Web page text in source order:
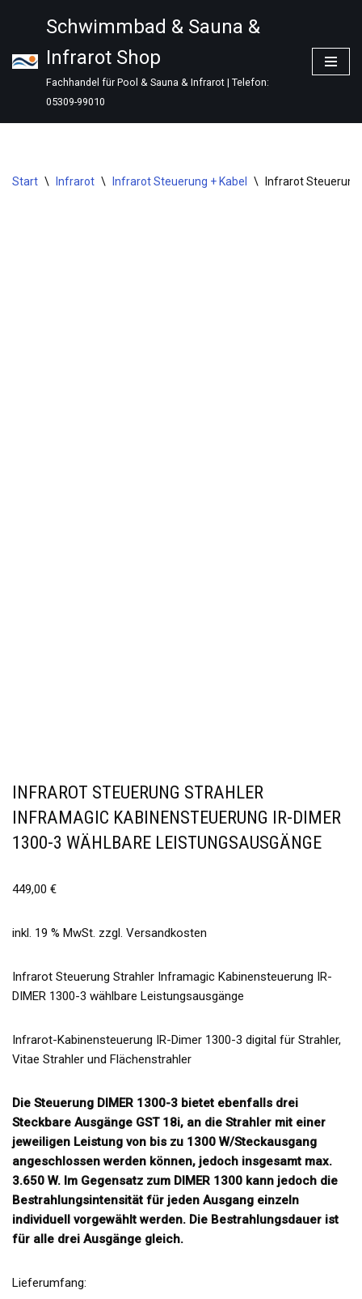
Inhalt
springen
Schwimmbad & Sauna &
Infrarot Shop
Fachhandel für Pool & Sauna & Infrarot | Telefon:
05309-99010
Start \ Infrarot \ Infrarot Steuerung + Kabel \ Infrarot
INFRAROT STEUERUNG STRAHLER
INFRAMAGIC KABINENSTEUERUNG IR-DIMER
1300-3 WÄHLBARE LEISTUNGSAUSGÄNGE
449,00 €
inkl. 19 % MwSt. zzgl. Versandkosten
Infrarot Steuerung Strahler Inframagic Kabinensteuerung IR-
DIMER 1300-3 wählbare Leistungsausgänge
Infrarot-Kabinensteuerung IR-Dimer 1300-3 digital für Strahler,
Vitae Strahler und Flächenstrahler
Die Steuerung DIMER 1300-3 bietet ebenfalls drei
Steckbare Ausgänge GST 18i, an die Strahler mit einer
jeweiligen Leistung von bis zu 1300 W/Steckausgang
angeschlossen werden können, jedoch insgesamt max.
3.650 W. Im Gegensatz zum DIMER 1300 kann jedoch die
Bestrahlungsintensität für jeden Ausgang einzeln
individuell vorgewählt werden. Die Bestrahlungsdauer ist
für alle drei Ausgänge gleich.
Lieferumfang: